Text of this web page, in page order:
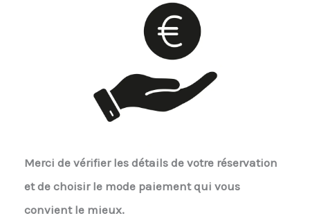
Merci de vérifier les détails de votre réservation
et de choisir le mode paiement qui vous
convient le mieux.